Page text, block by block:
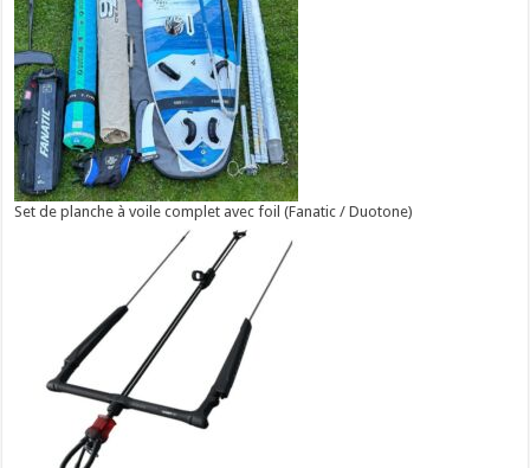
Set de planche à voile complet avec foil (Fanatic / Duotone)